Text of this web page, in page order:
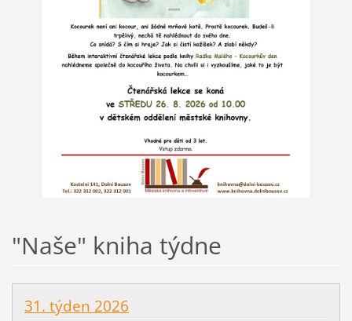
"Naše" kniha týdne
31. týden 2026